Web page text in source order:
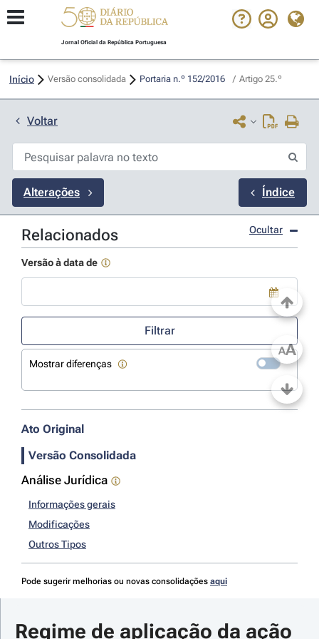
Jornal Oficial da República Portuguesa
Início Versão consolidada Portaria n.º 152/2016 / Artigo 25.º
Voltar
Alterações Índice
Relacionados Ocultar
Versão à data de
Use a tecla de seta para baixo para abrir o calendário; Use as
Filtrar
Mostrar diferenças
Ato Original
Versão Consolidada
Análise Jurídica
Informações gerais
Modificações
Outros Tipos
Pode sugerir melhorias ou novas consolidações aqui
Regime de aplicação da ação
AA